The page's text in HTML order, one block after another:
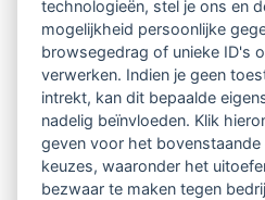
Beroepsonderwijs. Wie via
RKBO is ingeschreven, staat
Instellingenregister
verkeerde register
met het CRKBO,’ aldus
technologieën, stel je ons en
mogelijkheid persoonlijke
browsegedrag of unieke ID's
verwerken. Indien je geen
intrekt, kan dit bepaalde
nadelig beïnvloeden. Klik
geven voor het
keuzes, waaronder het
bezwaar te maken tegen